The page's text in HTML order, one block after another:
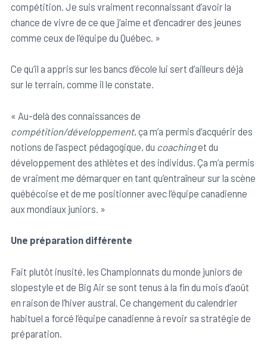
compétition. Je suis vraiment reconnaissant d’avoir la
chance de vivre de ce que j’aime et d’encadrer des jeunes
comme ceux de l’équipe du Québec. »
Ce qu’il a appris sur les bancs d’école lui sert d’ailleurs déjà
sur le terrain, comme il le constate.
« Au-delà des connaissances de
compétition/développement, ça m’a permis d’acquérir des
notions de l’aspect pédagogique, du coachinget du
développement des athlètes et des individus. Ça m’a permis
de vraiment me démarquer en tant qu’entraîneur sur la scène
québécoise et de me positionner avec l’équipe canadienne
aux mondiaux juniors. »
Une préparation différente
Fait plutôt inusité, les Championnats du monde juniors de
slopestyle et de Big Air se sont tenus à la fin du mois d’août
en raison de l’hiver austral. Ce changement du calendrier
habituel a forcé l’équipe canadienne à revoir sa stratégie de
préparation.